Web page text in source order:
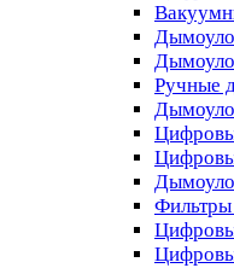
Ручные